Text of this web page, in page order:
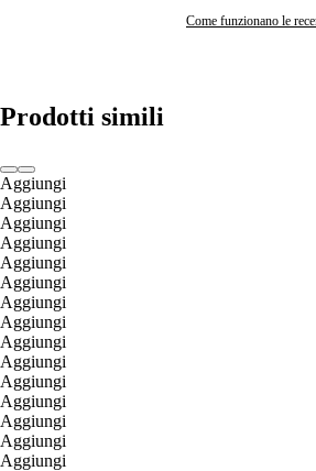
Come funzionano le
Prodotti simili
Aggiungi
Aggiungi
Aggiungi
Aggiungi
Aggiungi
Aggiungi
Aggiungi
Aggiungi
Aggiungi
Aggiungi
Aggiungi
Aggiungi
Aggiungi
Aggiungi
Aggiungi